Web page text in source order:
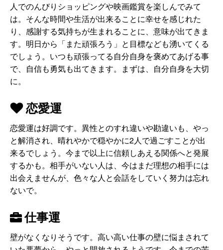
人でのんびりショッピングや映画鑑賞を楽しんでみて
は。そんな時間や生活が出来ることに幸せを感じれた
り、感謝する気持ちが生まれることに、意味が出てきま
す。明日から「また頑張ろう」と目標なども湧いてくる
でしょう。いつも頑張ってる自分自身を褒めてあげる事
で、自信も勇気も出てきます。まずは、自分自身を大切
に。
恋愛運
恋愛運は好調です。異性とのすれ違いや勘違いも、やっ
と解消され、晴れやかで穏やかに2人で過ごすことが出
来るでしょう。今まで以上に信頼しあえる関係へと発展
するかも。相手がいない人は、今はまだ理想の相手には
出会えませんが、色々な人と会話をしていく努力は忘れ
ないで。
仕事運
壁がなくなりそうです。高い高い仕事の壁に悩まされて